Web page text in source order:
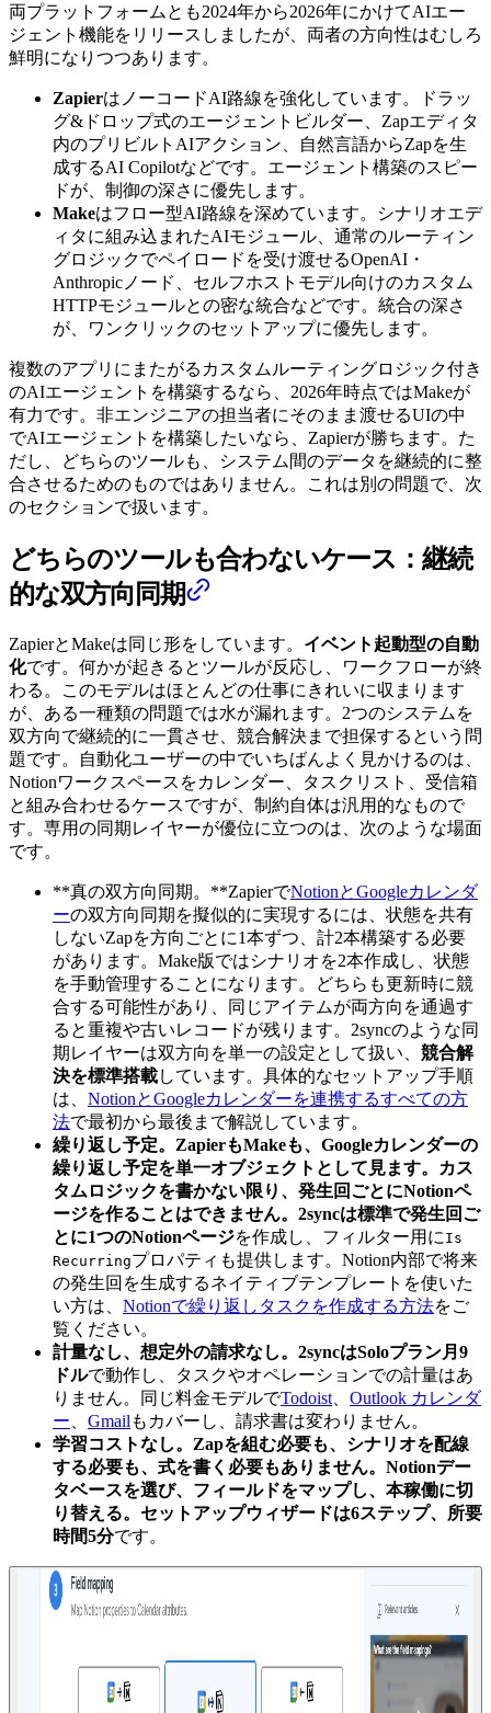
両プラットフォームとも2024年から2026年にかけてAIエー
ジェント機能をリリースしましたが、両者の方向性はむしろ
鮮明になりつつあります。
ZapierはノーコードAI路線を強化しています。ドラッ
グ&ドロップ式のエージェントビルダー、Zapエディタ
内のプリビルトAIアクション、自然言語からZapを生
成するAI Copilotなどです。エージェント構築のスピー
ドが、制御の深さに優先します。
Makeはフロー型AI路線を深めています。シナリオエデ
ィタに組み込まれたAIモジュール、通常のルーティン
グロジックでペイロードを受け渡せるOpenAI・
Anthropicノード、セルフホストモデル向けのカスタム
HTTPモジュールとの密な統合などです。統合の深さ
が、ワンクリックのセットアップに優先します。
複数のアプリにまたがるカスタムルーティングロジック付き
のAIエージェントを構築するなら、2026年時点ではMakeが
有力です。非エンジニアの担当者にそのまま渡せるUIの中
でAIエージェントを構築したいなら、Zapierが勝ちます。た
だし、どちらのツールも、システム間のデータを継続的に整
合させるためのものではありません。これは別の問題で、次
のセクションで扱います。
どちらのツールも合わないケース：継続
的な双方向同期
ZapierとMakeは同じ形をしています。 イベント起動型の自動
化です。何かが起きるとツールが反応し、ワークフローが終
わる。このモデルはほとんどの仕事にきれいに収まります
が、ある一種類の問題では水が漏れます。2つのシステムを
双方向で継続的に一貫させ、競合解決まで担保するという問
題です。自動化ユーザーの中でいちばんよく見かけるのは、
Notionワークスペースをカレンダー、タスクリスト、受信箱
と組み合わせるケースですが、制約自体は汎用的なもので
す。専用の同期レイヤーが優位に立つのは、次のような場面
です。
**真の双方向同期。**ZapierでNotionとGoogleカレンダ
ーの双方向同期を擬似的に実現するには、状態を共有
しないZapを方向ごとに1本ずつ、計2本構築する必要
があります。Make版ではシナリオを2本作成し、状態
を手動管理することになります。どちらも更新時に競
合する可能性があり、同じアイテムが両方向を通過す
ると重複や古いレコードが残ります。2syncのような同
期レイヤーは双方向を単一の設定として扱い、 競合解
決を標準搭載しています。具体的なセットアップ手順
は、 NotionとGoogleカレンダーを連携するすべての方
法で最初から最後まで解説しています。
繰り返し予定。 ZapierもMakeも、Googleカレンダーの
繰り返し予定を単一オブジェクトとして見ます。カス
タムロジックを書かない限り、発生回ごとにNotionペ
ージを作ることはできません。2syncは標準で発生回ご
とに1つのNotionページを作成し、フィルター用に Is
Recurringプロパティも提供します。Notion内部で将来
の発生回を生成するネイティブテンプレートを使いた
い方は、 Notionで繰り返しタスクを作成する方法をご
覧ください。
計量なし、想定外の請求なし。 2syncはSoloプラン月9
ドルで動作し、タスクやオペレーションでの計量はあ
りません。同じ料金モデルでTodoist
Outlook カレンダ
ー
Gmail もカバーし、請求書は変わりません。
学習コストなし。 Zapを組む必要も、シナリオを配線
する必要も、式を書く必要もありません。Notionデー
タベースを選び、フィールドをマップし、本稼働に切
り替える。セットアップウィザードは6ステップ、所要
時間5分です。